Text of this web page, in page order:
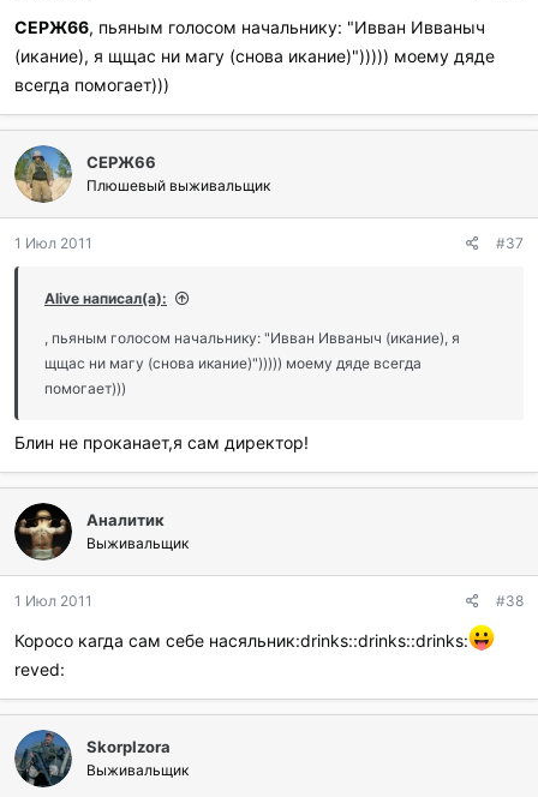
СЕРЖ66, пьяным голосом начальнику: "Ивван Ивваныч
(икание), я щщас ни магу (снова икание)"))))) моему дяде
всегда помогает)))
СЕРЖ66
Плюшевый выживальщик
1 Июл 2011 #37
Alive написал(а):
, пьяным голосом начальнику: "Ивван Ивваныч (икание), я
щщас ни магу (снова икание)"))))) моему дяде всегда
помогает)))
Блин не проканает,я сам директор!
Аналитик
Выживальщик
1 Июл 2011 #38
Коросо кагда сам себе насяльник:drinks::drinks::drinks:
reved:
SkorpIzora
Выживальщик